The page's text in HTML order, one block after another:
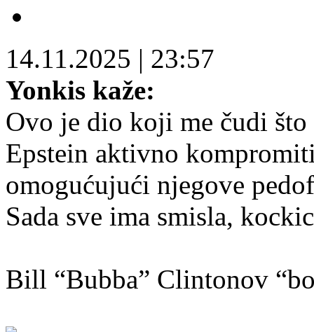
14.11.2025 | 23:57
Yonkis kaže:
Ovo je dio koji me čudi
Epstein aktivno
omogućujući njegove
Sada sve ima smisla,
Bill “Bubba” Clintonov